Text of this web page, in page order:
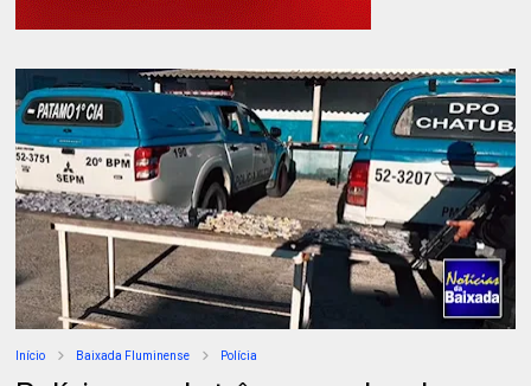
Início Baixada Fluminense Polícia